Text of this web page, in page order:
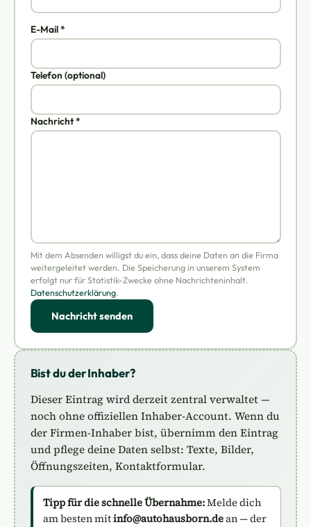
E-Mail *
Telefon (optional)
Nachricht *
Mit dem Absenden willigst du ein, dass deine Daten an die Firma
weitergeleitet werden. Die Speicherung in unserem System
erfolgt nur für Statistik-Zwecke ohne Nachrichteninhalt.
Datenschutzerklärung.
Nachricht senden
Bist du der Inhaber?
Dieser Eintrag wird derzeit zentral verwaltet —
noch ohne offiziellen Inhaber-Account. Wenn du
der Firmen-Inhaber bist, übernimm den Eintrag
und pflege deine Daten selbst: Texte, Bilder,
Öffnungszeiten, Kontaktformular.
Tipp für die schnelle Übernahme:Melde dich
am besten mitinfo@autohausborn.dean — der